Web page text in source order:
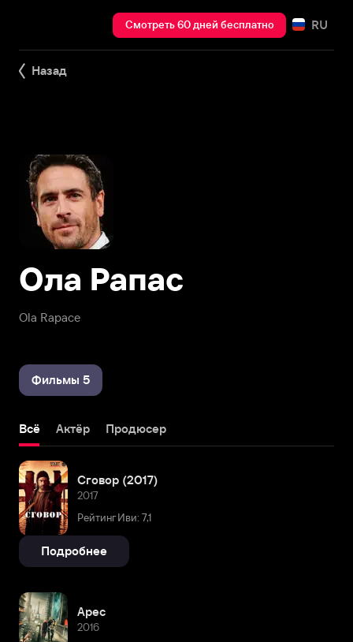
Смотреть 60 дней бесплатно RU
Назад
Ola Rapace
Ола Рапас
Фильмы 5
Всё Актёр Продюсер
Сговор (2017)
2017
Рейтинг Иви: 7,1
Подробнее
Арес
2016